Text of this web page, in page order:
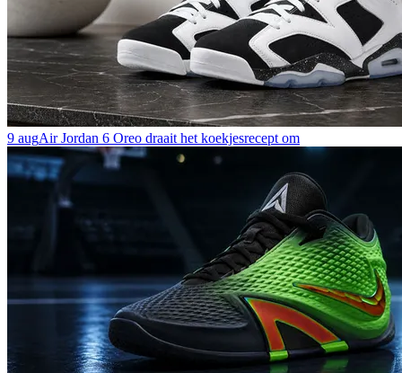
9 augAir Jordan 6 Oreo draait het koekjesrecept om